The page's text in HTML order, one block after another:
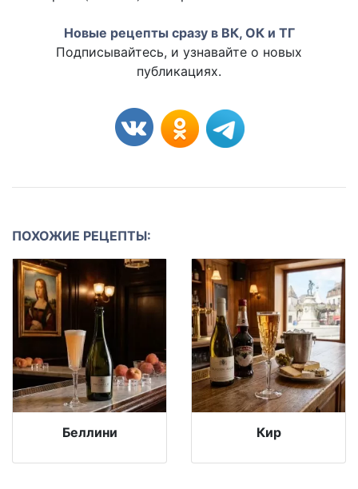
Новые рецепты сразу в ВК, ОК и ТГ
Подписывайтесь, и узнавайте о новых
публикациях.
ПОХОЖИЕ РЕЦЕПТЫ:
Беллини Кир